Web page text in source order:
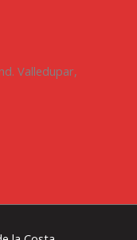
Valledupar,